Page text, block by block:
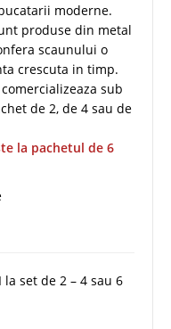
moderne.
produse din metal
scaunului o
crescuta in timp.
sub
de 2, de 4 sau de
la pachetul de 6
la set de 2 – 4 sau 6